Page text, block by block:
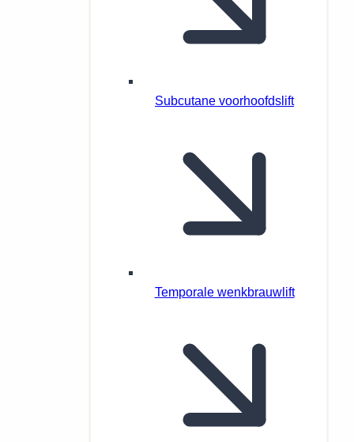
Subcutane voorhoofdslift
Temporale wenkbrauwlift